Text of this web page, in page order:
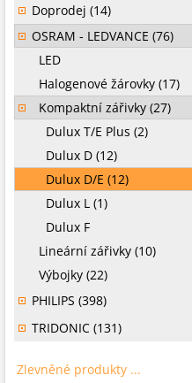
Doprodej (14)
OSRAM - LEDVANCE (76)
LED
Halogenové žárovky (17)
Kompaktní zářivky (27)
Dulux T/E Plus (2)
Dulux D (12)
Dulux D/E (12)
Dulux L (1)
Dulux F
Lineární zářivky (10)
Výbojky (22)
PHILIPS (398)
TRIDONIC (131)
Zlevněné produkty ...